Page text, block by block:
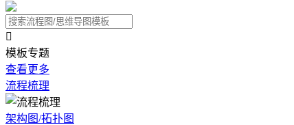

模板专题
查看更多
流程梳理
架构图/拓扑图